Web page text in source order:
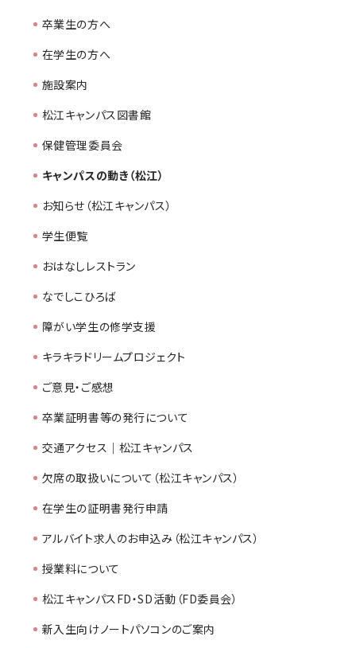
卒業生の方へ
在学生の方へ
施設案内
松江キャンパス図書館
保健管理委員会
キャンパスの動き（松江）
お知らせ（松江キャンパス）
学生便覧
おはなしレストラン
なでしこひろば
障がい学生の修学支援
キラキラドリームプロジェクト
ご意見・ご感想
卒業証明書等の発行について
交通アクセス｜松江キャンパス
欠席の取扱いについて（松江キャンパス）
在学生の証明書発行申請
アルバイト求人のお申込み（松江キャンパス）
授業料について
松江キャンパスFD・SD活動（FD委員会）
新入生向けノートパソコンのご案内